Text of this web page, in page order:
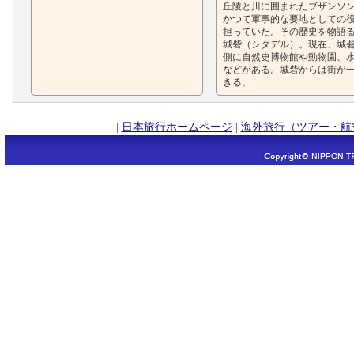
丘陵と川に囲まれたブザンソ
かつて軍事的な要地としての
担っていた。その歴史を物語
城砦（シタデル）。現在、城
側に自然史博物館や動物園、
などがある。城砦からは街が
きる。
| 日本旅行ホームページ | 海外旅行（ツアー・航